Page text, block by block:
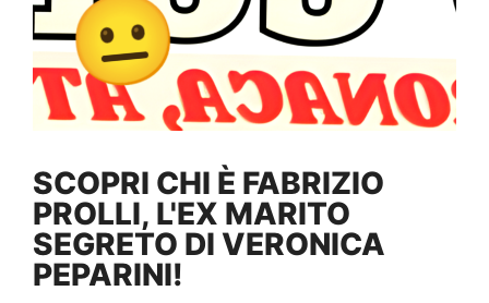
SCOPRI CHI È FABRIZIO
PROLLI, L'EX MARITO
SEGRETO DI VERONICA
PEPARINI!